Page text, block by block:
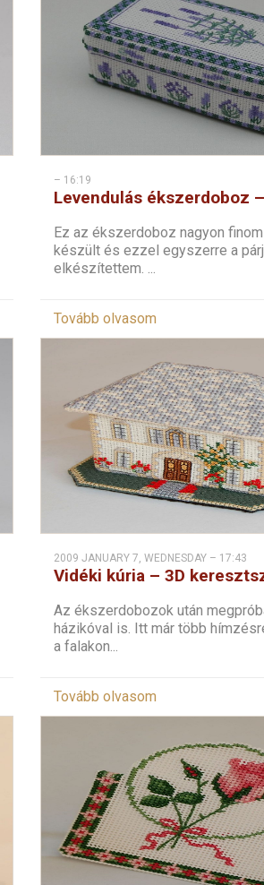
– 16:19
Levendulás ékszerdoboz
Ez az ékszerdoboz nagyon
készült és ezzel egyszerre a
elkészítettem. ...
Tovább olvasom
2009 JANUARY 7, WEDNESDAY – 17:43
Vidéki kúria – 3D
Az ékszerdobozok után
házikóval is. Itt már több
a falakon...
Tovább olvasom